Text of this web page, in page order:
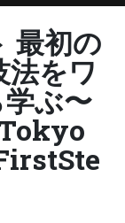
最初の
法をワ
ぶ〜